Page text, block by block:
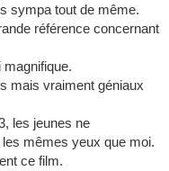
sympa tout de même.
référence concernant
mais vraiment géniaux
les jeunes ne
mêmes yeux que moi.
ce film.